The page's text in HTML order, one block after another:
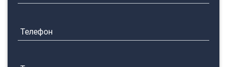
Телефон